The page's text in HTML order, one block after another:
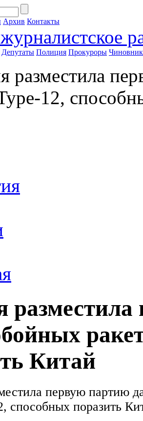
Архив Контакты
журналистское
Депутаты Полиция Прокуроры
разместила
12,
Китай